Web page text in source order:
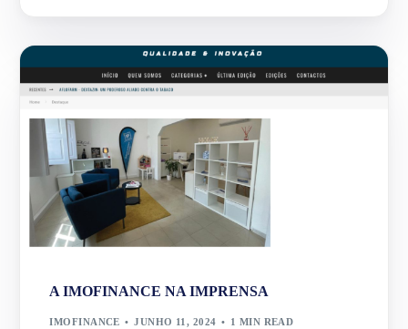
A IMOFINANCE NA IMPRENSA
IMOFINANCE JUNHO 11, 2024 1 MIN READ